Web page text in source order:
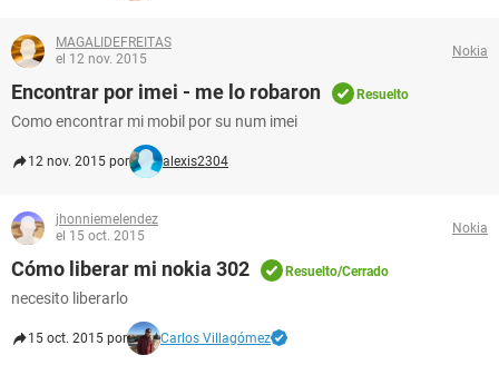
MAGALIDEFREITAS
el 12 nov. 2015
Nokia
Encontrar por imei - me lo robaron Resuelto
Como encontrar mi mobil por su num imei
12 nov. 2015 por alexis2304
jhonniemelendez
el 15 oct. 2015
Nokia
Cómo liberar mi nokia 302 Resuelto/Cerrado
necesito liberarlo
15 oct. 2015 por Carlos Villagómez